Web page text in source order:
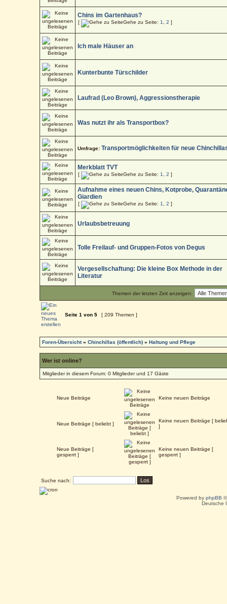
Chins im Gartenhaus?
[ Gehe zu Seite: 1 ,2 ]
Ich male Häuser an
Kunterbunte Türschilder
Laufrad (Leo Brown), Aggressionstherapie
Was nutzt ihr als Transportbox?
Umfrage:Transportmöglichkeiten für neue
Merkblatt TVT
[ Gehe zu Seite: 1 ,2 ]
Aufnahme eines neuen Chins, Kotprobe,
Giardien
[ Gehe zu Seite: 1 ,2 ]
Urlaubsbetreuung
Tolle Freilauf- und Gruppen-Fotos von Degus
Vergesellschaftung: Die kleine Box Methode in der
Literatur
Themen der letzten Zeit anzeigen:
Seite1 von5 [ 209 Themen ]
Foren-Übersicht»Chinchillas (öffentlich) »Haltung und Pflege
Wer ist online?
Mitglieder in diesem Forum: 0 Mitglieder und 17 Gäste
Neue Beiträge Keine neuen Beiträge
Neue Beiträge [ beliebt ]
Keine neuen Beiträge [
]
Neue Beiträge [
gesperrt ]
Keine neuen Beiträge [
gesperrt ]
Suche nach:
Powered by phpBB
Deutsche